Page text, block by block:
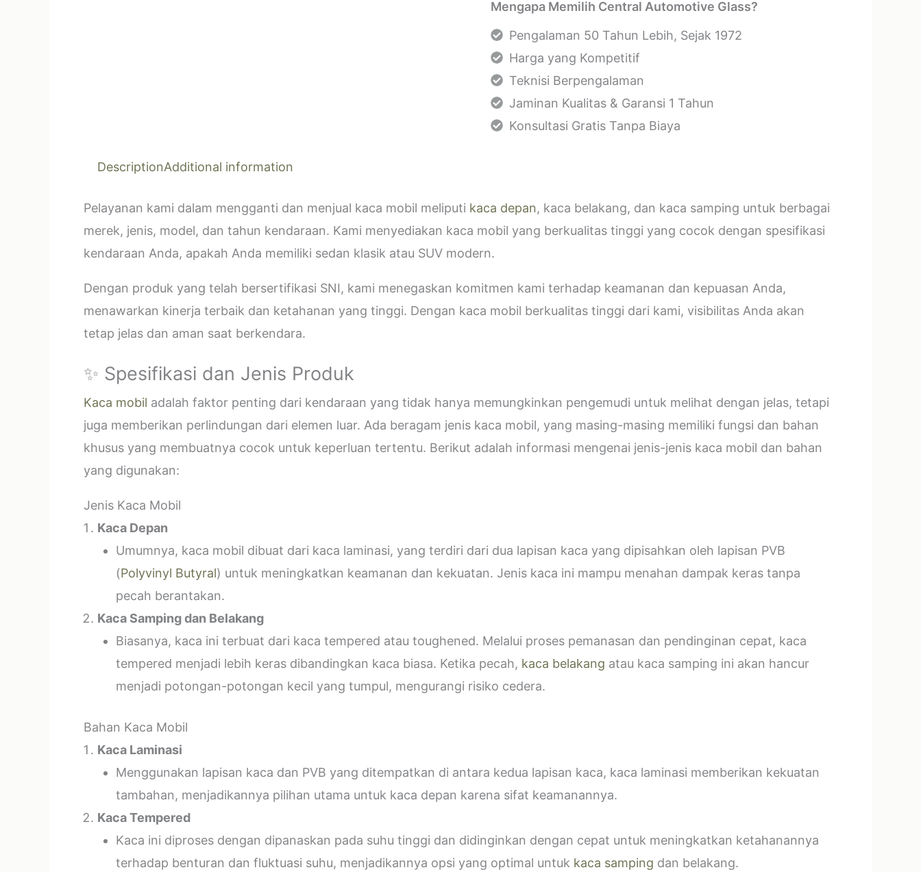
Mengapa Memilih Central Automotive Glass?
Pengalaman 50 Tahun Lebih, Sejak 1972
Harga yang Kompetitif
Teknisi Berpengalaman
Jaminan Kualitas & Garansi 1 Tahun
Konsultasi Gratis Tanpa Biaya
DescriptionAdditional information
Pelayanan kami dalam mengganti dan menjual kaca mobil meliputi kaca depan, kaca belakang, dan kaca samping untuk berbagai
merek, jenis, model, dan tahun kendaraan. Kami menyediakan kaca mobil yang berkualitas tinggi yang cocok dengan spesifikasi
kendaraan Anda, apakah Anda memiliki sedan klasik atau SUV modern.
Dengan produk yang telah bersertifikasi SNI, kami menegaskan komitmen kami terhadap keamanan dan kepuasan Anda,
menawarkan kinerja terbaik dan ketahanan yang tinggi. Dengan kaca mobil berkualitas tinggi dari kami, visibilitas Anda akan
tetap jelas dan aman saat berkendara.
✨ Spesifikasi dan Jenis Produk
Kaca mobil adalah faktor penting dari kendaraan yang tidak hanya memungkinkan pengemudi untuk melihat dengan jelas, tetapi
juga memberikan perlindungan dari elemen luar. Ada beragam jenis kaca mobil, yang masing-masing memiliki fungsi dan bahan
khusus yang membuatnya cocok untuk keperluan tertentu. Berikut adalah informasi mengenai jenis-jenis kaca mobil dan bahan
yang digunakan:
Jenis Kaca Mobil
Kaca Depan
Umumnya, kaca mobil dibuat dari kaca laminasi, yang terdiri dari dua lapisan kaca yang dipisahkan oleh lapisan PVB
(Polyvinyl Butyral) untuk meningkatkan keamanan dan kekuatan. Jenis kaca ini mampu menahan dampak keras tanpa
pecah berantakan.
Kaca Samping dan Belakang
Biasanya, kaca ini terbuat dari kaca tempered atau toughened. Melalui proses pemanasan dan pendinginan cepat, kaca
tempered menjadi lebih keras dibandingkan kaca biasa. Ketika pecah, kaca belakang atau kaca samping ini akan hancur
menjadi potongan-potongan kecil yang tumpul, mengurangi risiko cedera.
Bahan Kaca Mobil
Kaca Laminasi
Menggunakan lapisan kaca dan PVB yang ditempatkan di antara kedua lapisan kaca, kaca laminasi memberikan kekuatan
tambahan, menjadikannya pilihan utama untuk kaca depan karena sifat keamanannya.
Kaca Tempered
Kaca ini diproses dengan dipanaskan pada suhu tinggi dan didinginkan dengan cepat untuk meningkatkan ketahanannya
terhadap benturan dan fluktuasi suhu, menjadikannya opsi yang optimal untuk kaca samping dan belakang.